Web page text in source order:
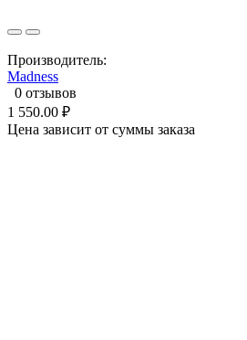
Производитель:
Madness
0 отзывов
1 550.00 ₽
Цена зависит от суммы заказа